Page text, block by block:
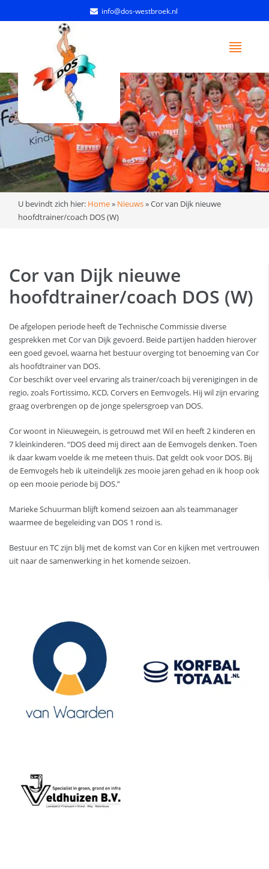
info@dos-westbroek.nl
U bevindt zich hier: Home» Nieuws»Cor van Dijk nieuwe
hoofdtrainer/coach DOS (W)
Cor van Dijk nieuwe
hoofdtrainer/coach DOS (W)
De afgelopen periode heeft de Technische Commissie diverse
gesprekken met Cor van Dijk gevoerd. Beide partijen hadden hierover
een goed gevoel, waarna het bestuur overging tot benoeming van Cor
als hoofdtrainer van DOS.
Cor beschikt over veel ervaring als trainer/coach bij verenigingen in de
regio, zoals Fortissimo, KCD, Corvers en Eemvogels. Hij wil zijn ervaring
graag overbrengen op de jonge spelersgroep van DOS.
Cor woont in Nieuwegein, is getrouwd met Wil en heeft 2 kinderen en
7 kleinkinderen. “DOS deed mij direct aan de Eemvogels denken. Toen
ik daar kwam voelde ik me meteen thuis. Dat geldt ook voor DOS. Bij
de Eemvogels heb ik uiteindelijk zes mooie jaren gehad en ik hoop ook
op een mooie periode bij DOS.”
Marieke Schuurman blijft komend seizoen aan als teammanager
waarmee de begeleiding van DOS 1 rond is.
Bestuur en TC zijn blij met de komst van Cor en kijken met vertrouwen
uit naar de samenwerking in het komende seizoen.